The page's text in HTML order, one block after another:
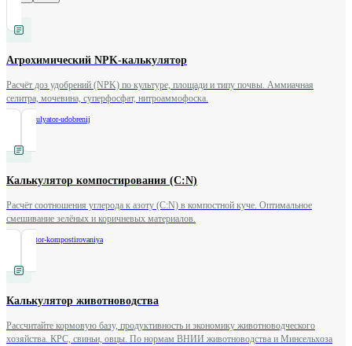
Агрохимический NPK-калькулятор
Расчёт доз удобрений (NPK) по культуре, площади и типу почвы. Аммиачная
селитра, мочевина, суперфосфат, нитроаммофоска.
npk-kalkulyator-udobrenij
Калькулятор компостирования (C:N)
Расчёт соотношения углерода к азоту (C:N) в компостной куче. Оптимальное
смешивание зелёных и коричневых материалов.
kalkulyator-kompostirovaniya
Калькулятор животноводства
Рассчитайте кормовую базу, продуктивность и экономику животноводческого
хозяйства. КРС, свиньи, овцы. По нормам ВНИИ животноводства и Минсельхоза